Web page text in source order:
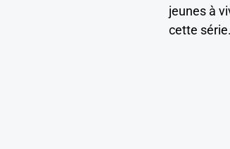
jeunes à
cette série.